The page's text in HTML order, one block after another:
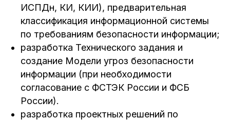
ИСПДн, КИ, КИИ), предварительная
классификация информационной системы
по требованиям безопасности информации;
разработка Технического задания и
создание Модели угроз безопасности
информации (при необходимости
согласование с ФСТЭК России и ФСБ
России).
разработка проектных решений по